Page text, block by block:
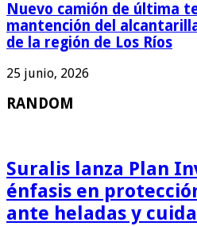
Nuevo camión de última
mantención del
de la región de Los Ríos
25 junio, 2026
RANDOM
Suralis lanza Plan
énfasis en
ante heladas y